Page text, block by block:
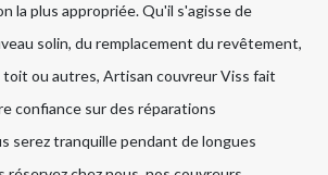
la plus appropriée. Qu'il s'agisse de
solin, du remplacement du revêtement,
ou autres, Artisan couvreur Viss fait
confiance sur des réparations
serez tranquille pendant de longues